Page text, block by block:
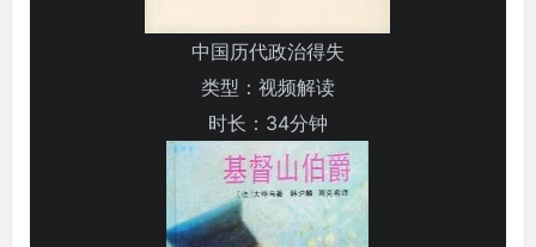
中国历代政治得失
类型：视频解读
时长：34分钟